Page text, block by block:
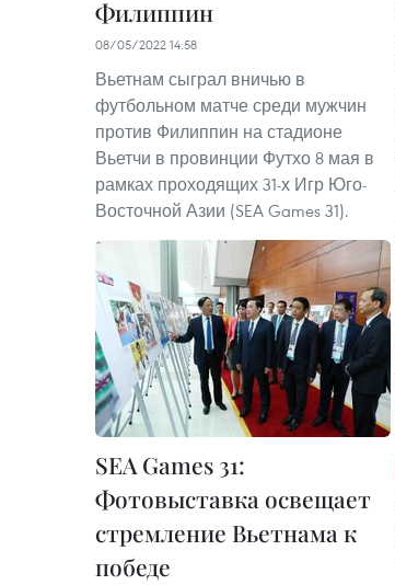
Филиппин
08/05/2022 14:58
Вьетнам сыграл вничью в
футбольном матче среди мужчин
против Филиппин на стадионе
Вьетчи в провинции Футхо 8 мая в
рамках проходящих 31-х Игр Юго-
Восточной Азии (SEA Games 31).
SEA Games 31:
Фотовыставка освещает
стремление Вьетнама к
победе